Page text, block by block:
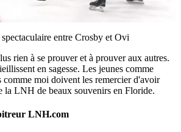
Video
entre Crosby et Ovi
rien à se prouver et à prouver aux autres.
en sagesse. Les jeunes comme
comme moi doivent les remercier d'avoir
la LNH de beaux souvenirs en Floride.
LNH.com